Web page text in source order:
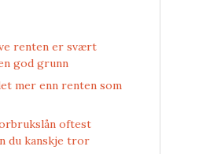
renten er svært
god grunn
mer enn renten som
oftest
du kanskje tror